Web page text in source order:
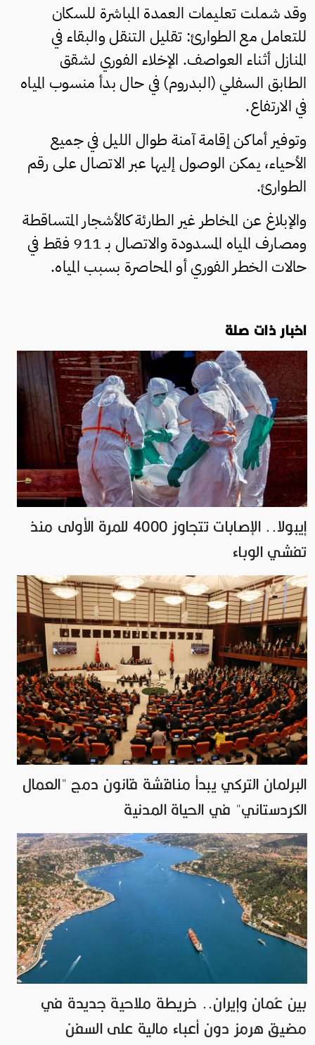
وقد شملت تعليمات العمدة المباشرة للسكان
للتعامل مع الطوارئ: تقليل التنقل والبقاء في
المنازل أثناء العواصف. الإخلاء الفوري لشقق
الطابق السفلي (البدروم) في حال بدأ منسوب المياه
في الارتفاع.
وتوفير أماكن إقامة آمنة طوال الليل في جميع
الأحياء، يمكن الوصول إليها عبر الاتصال على رقم
الطوارئ.
والإبلاغ عن المخاطر غير الطارئة كالأشجار المتساقطة
ومصارف المياه المسدودة والاتصال بـ 911 فقط في
حالات الخطر الفوري أو المحاصرة بسبب المياه.
اخبار ذات صلة
إيبولا.. الإصابات تتجاوز 4000 للمرة الأولى منذ
تفشي الوباء
البرلمان التركي يبدأ مناقشة قانون دمج "العمال
الكردستاني" في الحياة المدنية
بين عُمان وإيران.. خريطة ملاحية جديدة في
مضيق هرمز دون أعباء مالية على السفن